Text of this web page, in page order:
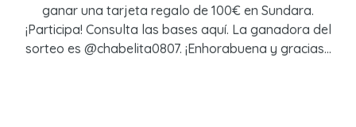
ganar una tarjeta regalo de 100€ en Sundara.
¡Participa! Consulta las bases aquí. La ganadora del
sorteo es @chabelita0807. ¡Enhorabuena y gracias…